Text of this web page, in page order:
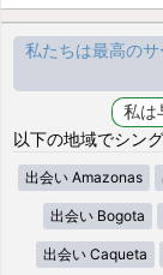
私たちは最高のサ
以下の地域でシン
出会い Amazonas
出会い Bogota
出会い Caqueta